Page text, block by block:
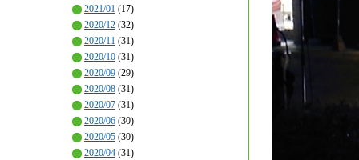
2021/01 (17)
2020/12 (32)
2020/11 (31)
2020/10 (31)
2020/09 (29)
2020/08 (31)
2020/07 (31)
2020/06 (30)
2020/05 (30)
2020/04 (31)